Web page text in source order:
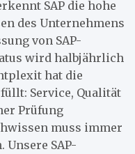
SAP die hohe
des Unternehmens
von SAP-
wird halbjährlich
hat die
Service, Qualität
Prüfung
muss immer
SAP-